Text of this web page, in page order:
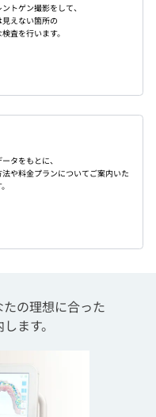
トゲン撮影をして、
見えない箇所の
査を行います。
タをもとに、
法や料金プランについてご案内いた
の理想に合った
ます。